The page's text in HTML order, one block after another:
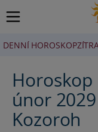
DENNÍ HOROSKOP
únor
Kozoroh